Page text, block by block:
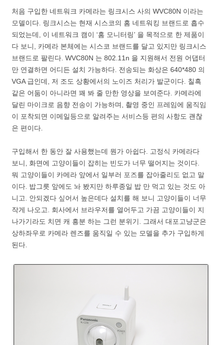
처음 구입한 네트워크 카메라는 링크시스 사의 WVC80N 이라는
모델이다. 링크시스는 현재 시스코의 홈 네트워킹 브랜드로 흡수
되었는데, 이 네트워크 캠이 ‘홈 모니터링’ 을 목적으로 한 제품이
다 보니, 카메라 본체에는 시스코 브랜드를 달고 있지만 링크시스
브랜드로 팔린다. WVC80N 는 802.11n 을 지원해서 전원 어댑터
만 연결하면 어디든 설치 가능하다. 전송되는 화상은 640*480 의
VGA 급인데, 저 조도 상황에서의 노이즈 처리가 발군이다. 칠흑
같은 어둠이 아니라면 꽤 봐 줄 만한 영상을 보여준다. 카메라에
달린 마이크로 음향 전송이 가능하며, 촬영 중인 프레임에 움직임
이 포착되면 이메일등으로 알려주는 서비스등 편의 사항도 괜찮
은 편이다.
구입해서 한 동안 잘 사용했는데 뭔가 아쉽다. 고정식 카메라다
보니, 화면에 고양이들이 잡히는 빈도가 너무 떨어지는 것이다.
뭐 고양이들이 카메라 앞에서 일부러 포즈를 잡아줄리도 없고 말
이다. 밥그릇 앞에도 놔 봤지만 하루종일 밥 만 먹고 있는 것도 아
니고. 안되겠다 싶어서 높은데다 설치를 해 보니 고양이들이 너무
작게 나오고. 회사에서 브라우저를 열어두고 가끔 고양이들이 지
나가기라도 치면 캐 흥분 하는 그런 분위기. 그래서 대포고냥군은
상하좌우로 카메라 렌즈를 움직일 수 있는 모델을 추가 구입하게
된다.